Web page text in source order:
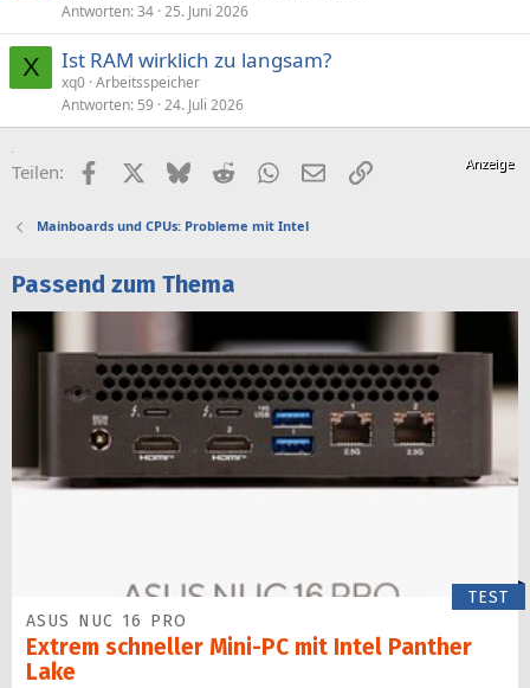
Antworten 34 25. Juni 2026
X Ist RAM wirklich zu langsam?
xq0 Arbeitsspeicher
Antworten 59 24. Juli 2026
Teilen: FacebookX (Twitter)
BlueskyRedditWhatsApp
E-MailLink
Mainboards und CPUs: Probleme mit Intel
Passend zum Thema
TEST
ASUS NUC 16 PRO
Extrem schneller Mini-PC mit Intel Panther
Lake